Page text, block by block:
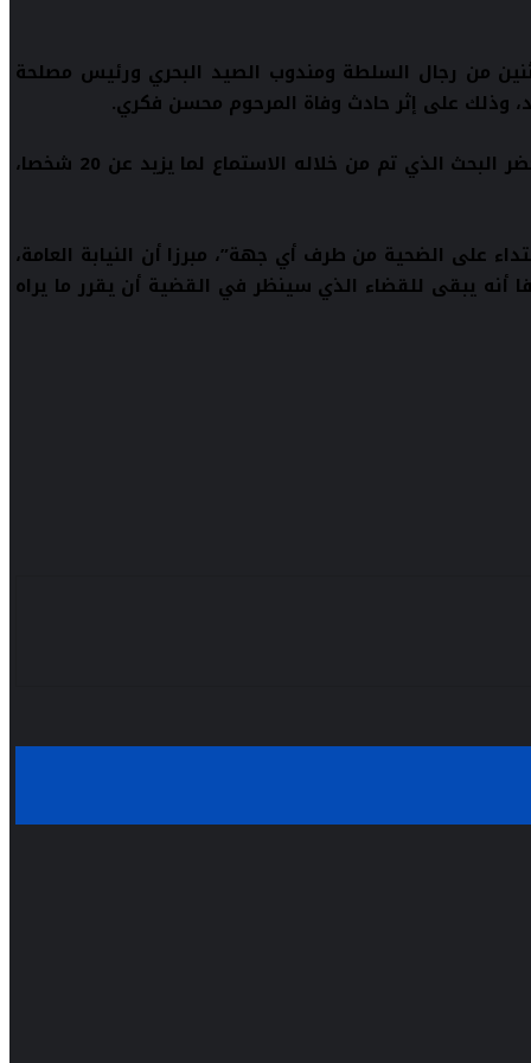
11 شخصا على قاضي التحقيق، من بينهم اثنين من رجال السلطة ومندوب الصيد البحري ورئيس مصلحة
وذلك على إثر حادث وفاة المرحوم محسن فكري.
وذكر بلاغ لوكيل الملك، نشرته وكالة المغرب للأنباء اليوم الثلاثاء، أنه قرر إحالة هؤلاء على قاضي التحقيق بعد التوصل بمحضر البحث الذي تم من خلاله الاستماع لما يزيد عن 20 شخصا،
على الضحية من طرف أي جهة”، مبرزا أن النيابة العامة،
أنه يبقى للقضاء الذي سينظر في القضية أن يقرر ما يراه